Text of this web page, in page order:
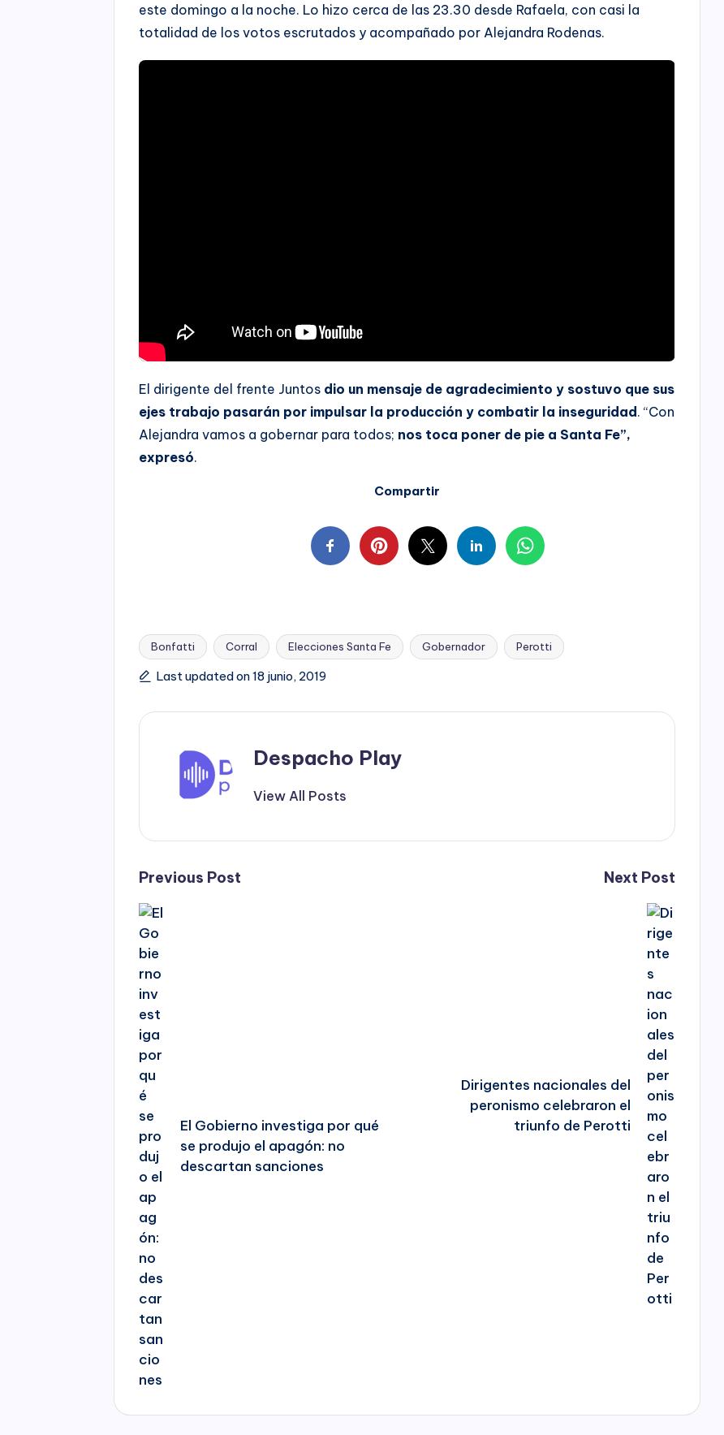
este domingo a la noche. Lo hizo cerca de las 23.30 desde Rafaela, con casi la
totalidad de los votos escrutados y acompañado por Alejandra Rodenas.
El dirigente del frente Juntos dio un mensaje de agradecimiento y sostuvo que sus
ejes trabajo pasarán por impulsar la producción y combatir la inseguridad . “Con
Alejandra vamos a gobernar para todos; nos toca poner de pie a Santa Fe”,
expresó.
Compartir
Tags:
Bonfatti Corral Elecciones Santa Fe Gobernador Perotti
Last updated on 18 junio, 2019
Despacho Play
View All Posts
Post
navigation
Previous Post
El Gobierno investiga por qué
se produjo el apagón: no
descartan sanciones
Next Post
Dirigentes nacionales del
peronismo celebraron el
triunfo de Perotti